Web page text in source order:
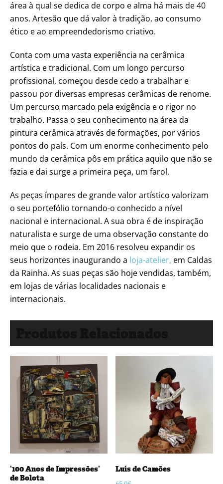
área à qual se dedica de corpo e alma há mais de 40
anos. Artesão que dá valor à tradição, ao consumo
ético e ao empreendedorismo criativo.
Conta com uma vasta experiência na cerâmica
artística e tradicional. Com um longo percurso
profissional, começou desde cedo a trabalhar e
passou por diversas empresas cerâmicas de renome.
Um percurso marcado pela exigência e o rigor no
trabalho. Passa o seu conhecimento na área da
pintura cerâmica através de formações, por vários
pontos do país. Com um enorme conhecimento pelo
mundo da cerâmica pôs em prática aquilo que não se
fazia e dai surge a primeira peça, um farol.
As peças ímpares de grande valor artístico valorizam
o seu portefólio tornando-o conhecido a nível
nacional e internacional. A sua obra é de inspiração
naturalista e surge de uma observação constante do
meio que o rodeia. Em 2016 resolveu expandir os
seus horizontes inaugurando a loja-atelier, em Caldas
da Rainha. As suas peças são hoje vendidas, também,
em lojas de várias localidades nacionais e
internacionais.
‘100 Anos de Impressões’
de Bolota
Luís de Camões